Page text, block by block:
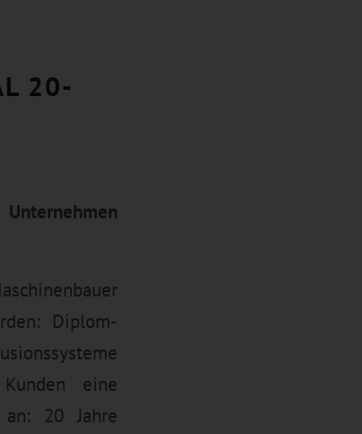
20-
Diplom-
eine
20 Jahre